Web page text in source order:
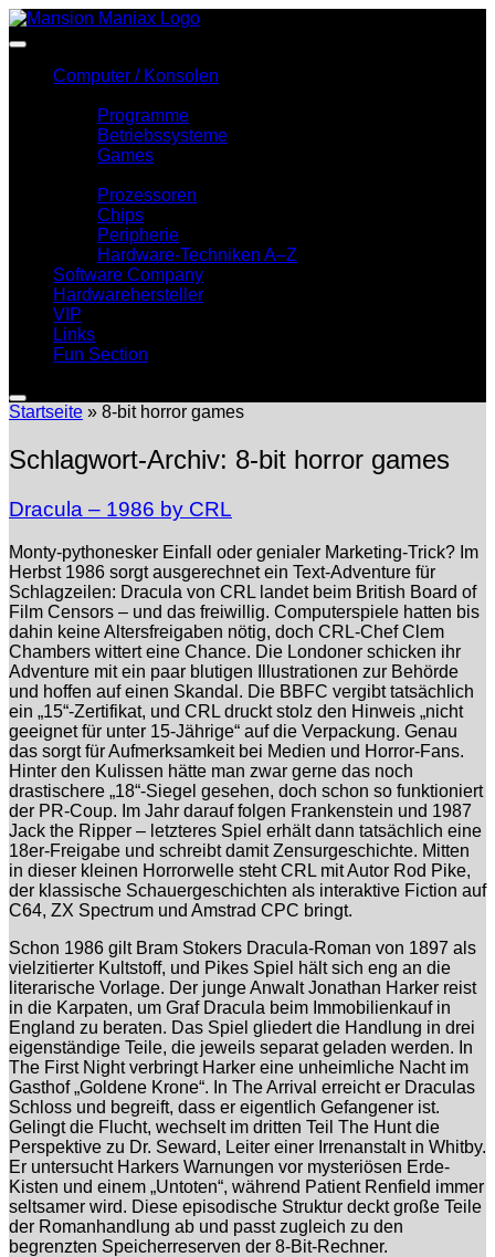
Zum
Inhalt
Computer / Konsolen
Programme
Betriebssysteme
Games
Prozessoren
Chips
Peripherie
Hardware-Techniken A–Z
Software Company
Hardwarehersteller
VIP
Links
Fun Section
Startseite » 8-bit horror games
Schlagwort-Archiv: 8-bit horror games
Dracula – 1986 by CRL
Monty-pythonesker Einfall oder genialer Marketing-Trick? Im
Herbst 1986 sorgt ausgerechnet ein Text-Adventure für
Schlagzeilen: Dracula von CRL landet beim British Board of
Film Censors – und das freiwillig. Computerspiele hatten bis
dahin keine Altersfreigaben nötig, doch CRL-Chef Clem
Chambers wittert eine Chance. Die Londoner schicken ihr
Adventure mit ein paar blutigen Illustrationen zur Behörde
und hoffen auf einen Skandal. Die BBFC vergibt tatsächlich
ein „15“-Zertifikat, und CRL druckt stolz den Hinweis „nicht
geeignet für unter 15-Jährige“ auf die Verpackung. Genau
das sorgt für Aufmerksamkeit bei Medien und Horror-Fans.
Hinter den Kulissen hätte man zwar gerne das noch
drastischere „18“-Siegel gesehen, doch schon so funktioniert
der PR-Coup. Im Jahr darauf folgen Frankenstein und 1987
Jack the Ripper – letzteres Spiel erhält dann tatsächlich eine
18er-Freigabe und schreibt damit Zensurgeschichte. Mitten
in dieser kleinen Horrorwelle steht CRL mit Autor Rod Pike,
der klassische Schauergeschichten als interaktive Fiction auf
C64, ZX Spectrum und Amstrad CPC bringt.
Schon 1986 gilt Bram Stokers Dracula-Roman von 1897 als
vielzitierter Kultstoff, und Pikes Spiel hält sich eng an die
literarische Vorlage. Der junge Anwalt Jonathan Harker reist
in die Karpaten, um Graf Dracula beim Immobilienkauf in
England zu beraten. Das Spiel gliedert die Handlung in drei
eigenständige Teile, die jeweils separat geladen werden. In
The First Night verbringt Harker eine unheimliche Nacht im
Gasthof „Goldene Krone“. In The Arrival erreicht er Draculas
Schloss und begreift, dass er eigentlich Gefangener ist.
Gelingt die Flucht, wechselt im dritten Teil The Hunt die
Perspektive zu Dr. Seward, Leiter einer Irrenanstalt in Whitby.
Er untersucht Harkers Warnungen vor mysteriösen Erde-
Kisten und einem „Untoten“, während Patient Renfield immer
seltsamer wird. Diese episodische Struktur deckt große Teile
der Romanhandlung ab und passt zugleich zu den
begrenzten Speicherreserven der 8-Bit-Rechner.